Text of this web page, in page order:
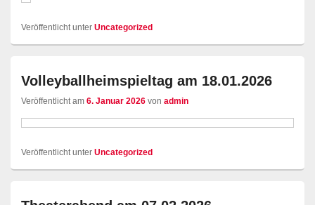
Veröffentlicht unter Uncategorized
Volleyballheimspieltag am 18.01.2026
Veröffentlicht am 6. Januar 2026 von admin
Veröffentlicht unter Uncategorized